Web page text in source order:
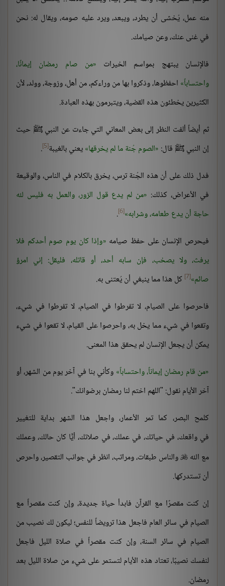
منه عمل، يُخشى أن يطرد، ويبعد، ويرد عليه صومه، ويقال له: نحن
في غنى عنك، وعن صيامك.
فالإنسان يبتهج بمواسم الخيرات
من صام رمضان إيمانًا،
واحتساباً احفظوها، وذكروا بها من وراءكم، من أهل، وزوجة، وولد، لأن
الكثيرين يخطئون هذه القضية، ويتبرمون بهذه العبادة.
ثم أيضاً ألفت النظر إلى بعض المعاني التي جاءت عن النبي ﷺ حيث
إن النبي ﷺ قال: الصوم جُنة ما لم يخرقها يعني بالغيبة[5]
.
فدل ذلك على أن هذه الجُنة ترس، يخرق بالكلام في الناس، والوقيعة
في الأعراض، كذلك: من لم يدع قول الزور، والعمل به فليس لله
حاجة أن يدع طعامه، وشرابه [6]
.
فيحرص الإنسان على حفظ صيامه وإذا كان يوم صوم أحدكم فلا
يرفث، ولا يصخب، فإن سابه أحد، أو قاتله، فليقل: إني امرؤ
صائم [7]
كل هذا مما ينبغي أن يُعتنى به.
فاحرصوا على الصيام، لا تفرطوا في الصيام، لا تفرطوا في شيء،
وتقعوا في شيء مما يخل به، واحرصوا على القيام، لا تقعوا في شيء
يمكن أن يجعل الإنسان لم يحقق هذا المعنى.
من قام رمضان إيماناً، واحتساباً وكأني بنا في آخر يوم من الشهر، أو
آخر الأيام نقول: "اللهم اختم لنا رمضان برضوانك".
كلمح البصر، كما تمر الأعمار، واجعل هذا الشهر بداية للتغيير
في واقعك، في حياتك، في عملك، في صلاتك، أيًّا كان حالك، وعملك
مع الله  والناس طبقات، ومراتب، انظر في جوانب التقصير، واحرص
أن تستدركها.
إن كنت مقصرًا مع القرآن فابدأ حياة جديدة، وإن كنت مقصراً مع
الصيام في سائر العام فاجعل هذا ترويضاً للنفس؛ ليكون لك نصيب من
الصيام في سائر السنة، وإن كنت مقصراً في صلاة الليل فاجعل
لنفسك نصيبًا، تعتاد هذه الأيام لتستمر على شيء من صلاة الليل بعد
رمضان.